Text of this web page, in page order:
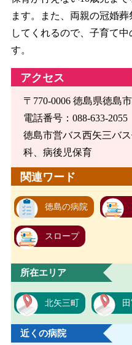
ます。また、両親の冠婚
してくれるので、子育て
す。
アクセス
〒770-0006 徳島県徳島
電話番号：088-633-2055
徳島市営バス西矢三バ
科、病後児保育
関連ワード
徳島の病院
スロープ
所在エリア
北矢三町
近くの病院